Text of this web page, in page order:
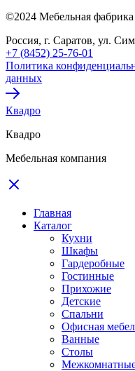
©2024 Мебельная
Россия, г. Саратов, ул.
+7 (8452) 25-76-01
Политика
данных
Квадро
Квадро
Мебельная компания
Главная
Каталог
Кухни
Шкафы
Гардеробные
Гостинные
Прихожие
Детские
Спальни
Офисная
Ванные
Столы